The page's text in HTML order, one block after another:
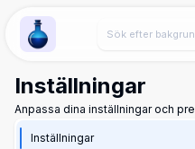
Wallpaper Alchemy
Inställningar
Anpassa dina inställningar och
Inställningar